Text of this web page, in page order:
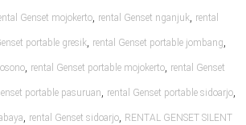
Genset mojokerto, rental Genset nganjuk, rental
portable gresik, rental Genset portable jombang,
, rental Genset portable mojokerto, rental Genset
portable pasuruan, rental Genset portable sidoarjo,
, rental Genset sidoarjo, RENTAL GENSET SILENT